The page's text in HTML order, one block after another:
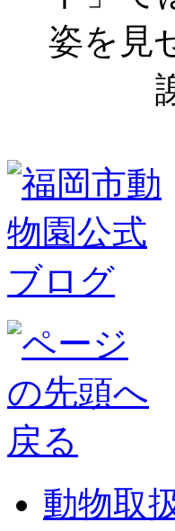
姿を見
動物取